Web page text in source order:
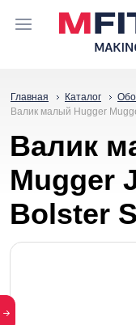
Главная Каталог
Валик малый Hugger
Валик
Mugger
Bolster